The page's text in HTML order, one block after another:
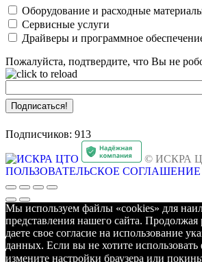
Оборудование и расходные
Сервисные услуги
Драйверы и программное
Пожалуйста, подтвердите, что Вы не
Подписчиков: 913
© ИСКРА
ПОЛЬЗОВАТЕЛЬСКОЕ СОГЛАШЕНИЕ
Мы используем файлы «cookies» для
представления нашего сайта. Продолжая
даете свое согласие на использование
данных. Если вы не хотите
измените настройки браузера или